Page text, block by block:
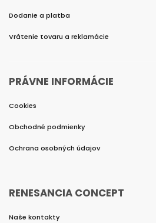
Dodanie a platba
Vrátenie tovaru a reklamácie
PRÁVNE INFORMÁCIE
Cookies
Obchodné podmienky
Ochrana osobných údajov
RENESANCIA CONCEPT
Naše kontakty